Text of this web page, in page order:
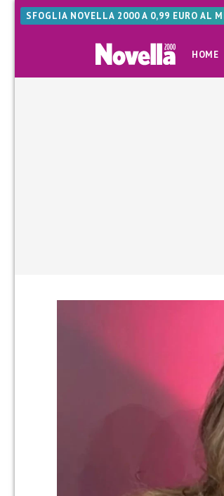
SFOGLIA NOVELLA 2000 A 0,99 EURO AL
HOME